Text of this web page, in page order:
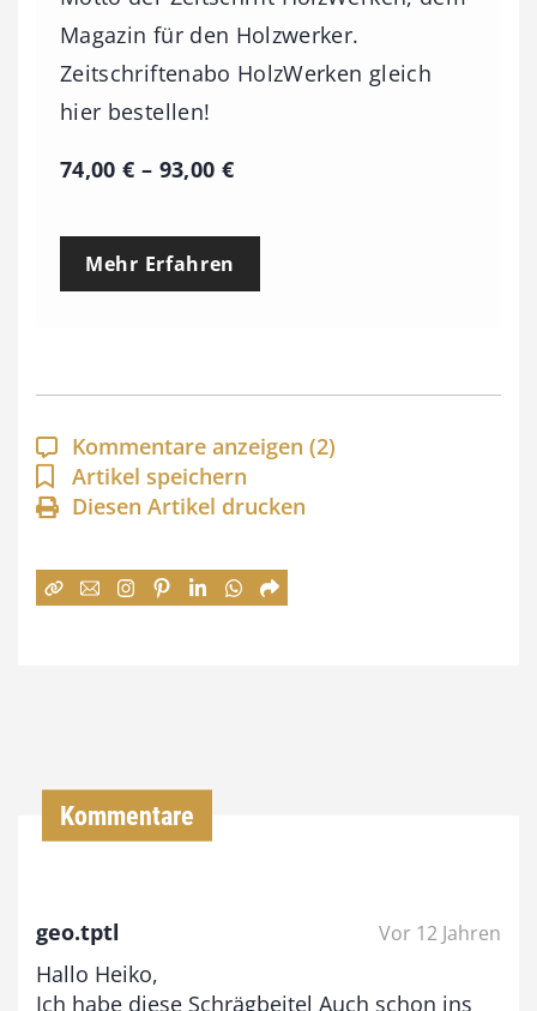
Magazin für den Holzwerker.
Zeitschriftenabo HolzWerken gleich
hier bestellen!
74,00€ – 93,00 €P
e
p
a
n
n
:
Mehr Erfahren
Kommentare anzeigen (2)
Artikel speichern
Diesen Artikel drucken
Kommentare
geo.tptl Vor 12 Jahren
Hallo Heiko,
Ich habe diese Schrägbeitel Auch schon ins